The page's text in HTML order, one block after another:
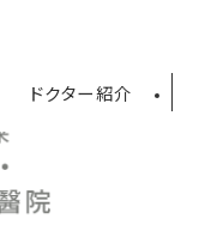
ドクター紹介